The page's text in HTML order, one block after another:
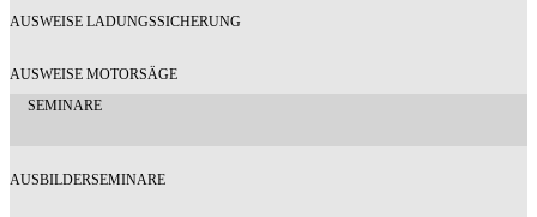
AUSWEISE LADUNGSSICHERUNG
AUSWEISE MOTORSÄGE
SEMINARE
AUSBILDERSEMINARE